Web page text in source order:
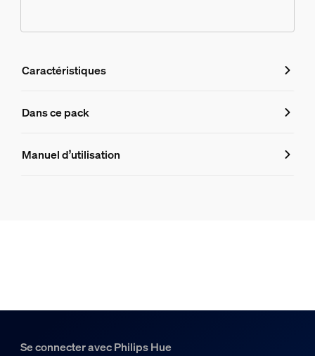
Caractéristiques
Caractéristiques
8719514874534
Hue Hue Dimmer switch (modèle le plus récent)
Dans ce pack
Manuel d’utilisation
Se connecter avec Philips Hue